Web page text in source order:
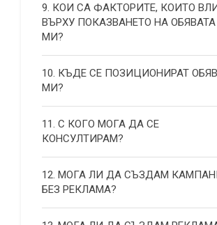
9. КОИ СА ФАКТОРИТЕ, КОИТО
ВЪРХУ ПОКАЗВАНЕТО НА ОБЯВАТА
МИ?
10. КЪДЕ СЕ ПОЗИЦИОНИРАТ
МИ?
11. С КОГО МОГА ДА СЕ
КОНСУЛТИРАМ?
12. МОГА ЛИ ДА СЪЗДАМ
БЕЗ РЕКЛАМА?